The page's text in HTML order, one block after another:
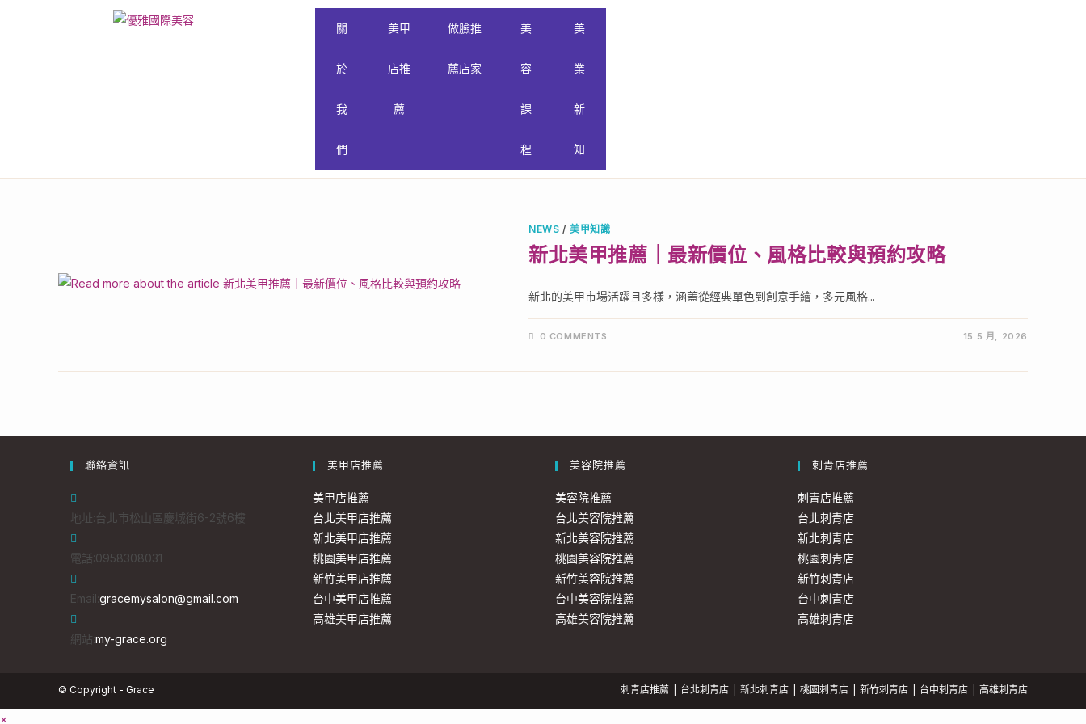
關
於
我
們
美甲
店推
薦
做臉推
薦店家
美
容
課
程
美
業
新
知
NEWS /美甲知識
新北美甲推薦｜最新價位、風格比較與預約攻略
新北的美甲市場活躍且多樣，涵蓋從經典單色到創意手繪，多元風格...
0 COMMENTS 15 5 月, 2026
聯絡資訊
地址:台北市松山區慶城街6-2號6樓
電話:0958308031
Email:gracemysalon@gmail.com
網站:my-grace.org
美甲店推薦
美甲店推薦
台北美甲店推薦
新北美甲店推薦
桃園美甲店推薦
新竹美甲店推薦
台中美甲店推薦
高雄美甲店推薦
美容院推薦
美容院推薦
台北美容院推薦
新北美容院推薦
桃園美容院推薦
新竹美容院推薦
台中美容院推薦
高雄美容院推薦
刺青店推薦
刺青店推薦
台北刺青店
新北刺青店
桃園刺青店
新竹刺青店
台中刺青店
高雄刺青店
刺青店推薦 台北刺青店 新北刺青店 桃園刺青店 新竹刺青店 台中刺青店 高雄刺青店
© Copyright - Grace
×